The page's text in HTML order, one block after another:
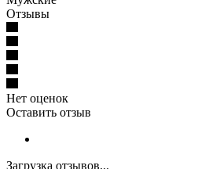
Отзывы
Нет оценок
Оставить отзыв
Загрузка отзывов...